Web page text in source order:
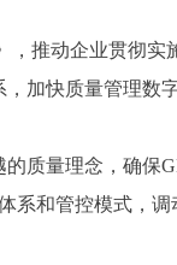
，推动企业贯彻实
加快质量管理数
的质量理念，确保
系和管控模式，